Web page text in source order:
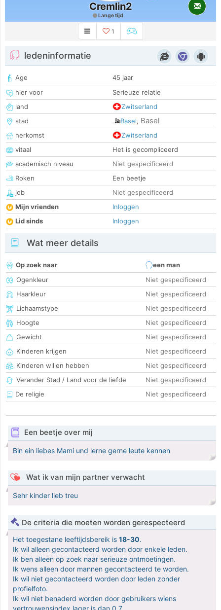
Cremlin2
Lange tijd
1
ledeninformatie
Age
45 jaar
hier voor
Serieuze relatie
land
Zwitserland
stad
Basel, Basel
herkomst
Zwitserland
vitaal
Het is gecompliceerd
academisch niveau
Niet gespecificeerd
Roken
Een beetje
job
Niet gespecificeerd
Mijn vrienden
Inloggen
Lid sinds
Inloggen
Wat meer details
Op zoek naar
een man
Ogenkleur
Niet gespecificeerd
Haarkleur
Niet gespecificeerd
Lichaamstype
Niet gespecificeerd
Hoogte
Niet gespecificeerd
Gewicht
Niet gespecificeerd
Kinderen krijgen
Niet gespecificeerd
Kinderen willen hebben
Niet gespecificeerd
Verander Stad / Land voor de liefde
Niet gespecificeerd
De religie
Niet gespecificeerd
Een beetje over mij
Bin ein liebes Mami und lerne gerne leute kennen
Wat ik van mijn partner verwacht
Sehr kinder lieb treu
De criteria die moeten worden gerespecteerd
Het toegestane leeftijdsbereik is 18-30.
Ik wil alleen gecontacteerd worden door enkele leden.
Ik ben alleen op zoek naar serieuze ontmoetingen.
Ik wens alleen door mannen gecontacteerd te worden.
Ik wil niet gecontacteerd worden door leden zonder
profielfoto.
Ik wil niet benaderd worden door gebruikers wiens